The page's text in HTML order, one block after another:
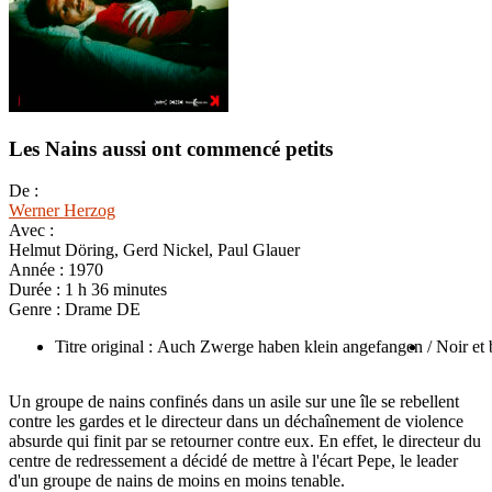
Les Nains aussi ont commencé petits
De :
Werner Herzog
Avec :
Helmut Döring, Gerd Nickel, Paul Glauer
Année : 1970
Durée : 1 h 36 minutes
Genre : Drame DE
Titre original : Auch Zwerge haben klein angefangen / Noir et
Un groupe de nains confinés dans un asile sur une île se rebellent
contre les gardes et le directeur dans un déchaînement de violence
absurde qui finit par se retourner contre eux. En effet, le directeur du
centre de redressement a décidé de mettre à l'écart Pepe, le leader
d'un groupe de nains de moins en moins tenable.